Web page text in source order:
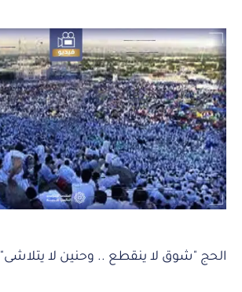
الحج "شوق لا ينقطع .. وحنين لا يتلاشى"